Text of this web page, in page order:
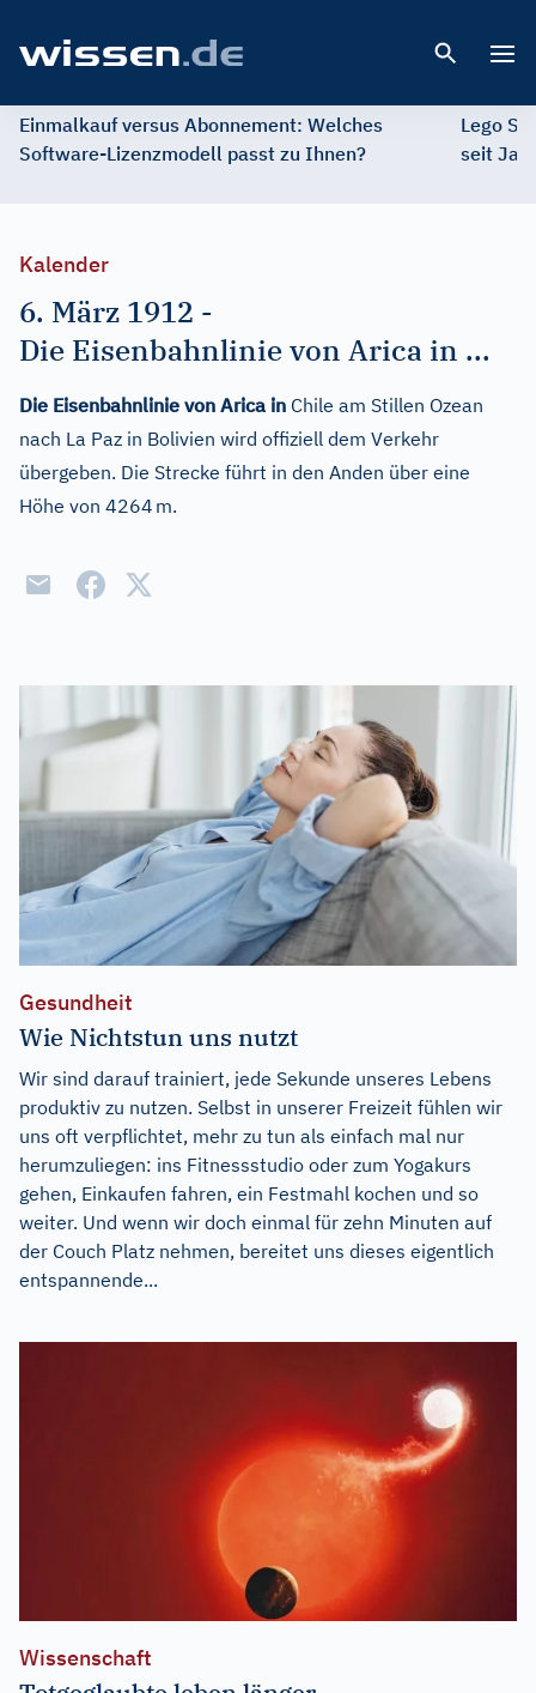
Einmalkauf versus Abonnement: Welches
Software-Lizenzmodell passt zu Ihnen?
Lego
seit
Kalender
6. März 1912 -
Die Eisenbahnlinie von Arica in ...
Die Eisenbahnlinie von Arica in Chile am Stillen Ozean
nach La Paz in Bolivien wird offiziell dem Verkehr
übergeben. Die Strecke führt in den Anden über eine
Höhe von 4264 m.
Gesundheit
Wie Nichtstun uns nutzt
Wir sind darauf trainiert, jede Sekunde unseres Lebens
produktiv zu nutzen. Selbst in unserer Freizeit fühlen wir
uns oft verpflichtet, mehr zu tun als einfach mal nur
herumzuliegen: ins Fitnessstudio oder zum Yogakurs
gehen, Einkaufen fahren, ein Festmahl kochen und so
weiter. Und wenn wir doch einmal für zehn Minuten auf
der Couch Platz nehmen, bereitet uns dieses eigentlich
entspannende...
Wissenschaft